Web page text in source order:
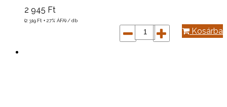
2 945 Ft
(2 319 Ft + 27% ÁFA) / db
Kosárba